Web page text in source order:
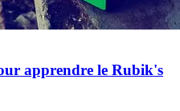
apprendre le Rubik's